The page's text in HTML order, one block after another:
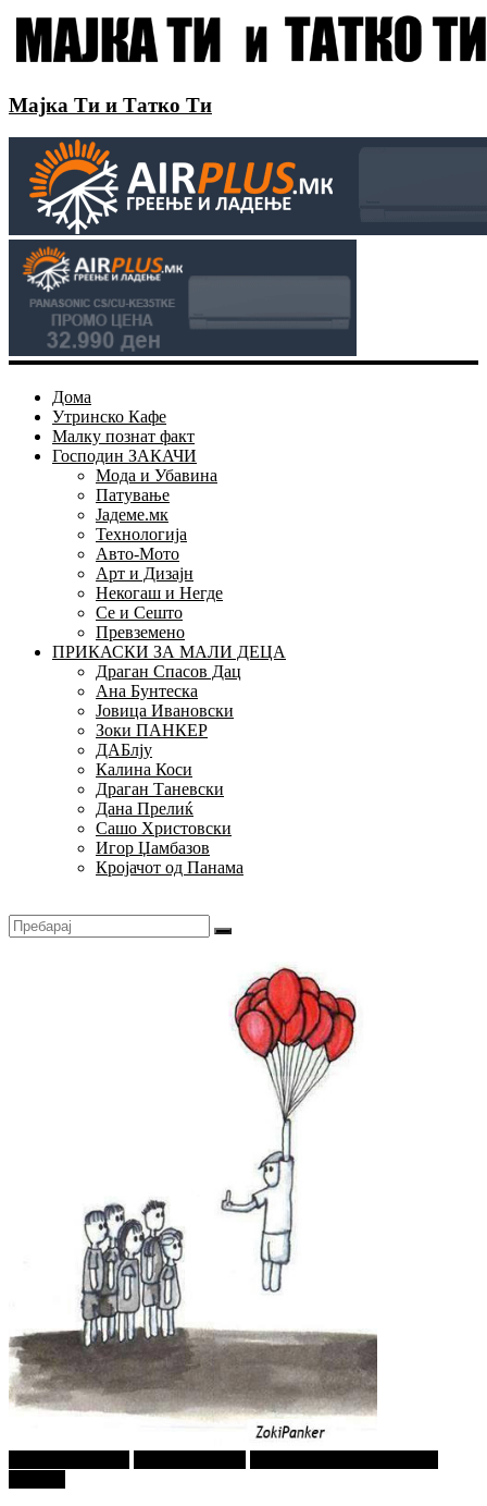
Мајка Ти и Татко Ти
Дома
Утринско Кафе
Малку познат факт
Господин ЗАКАЧИ
Мода и Убавина
Патување
Јадеме.мк
Технологија
Авто-Мото
Арт и Дизајн
Некогаш и Негде
Се и Сешто
Превземено
ПРИКАСКИ ЗА МАЛИ ДЕЦА
Драган Спасов Дац
Ана Бунтеска
Јовица Ивановски
Зоки ПАНКЕР
ДАБлју
Калина Коси
Драган Таневски
Дана Прелиќ
Сашо Христовски
Игор Џамбазов
Кројачот од Панама